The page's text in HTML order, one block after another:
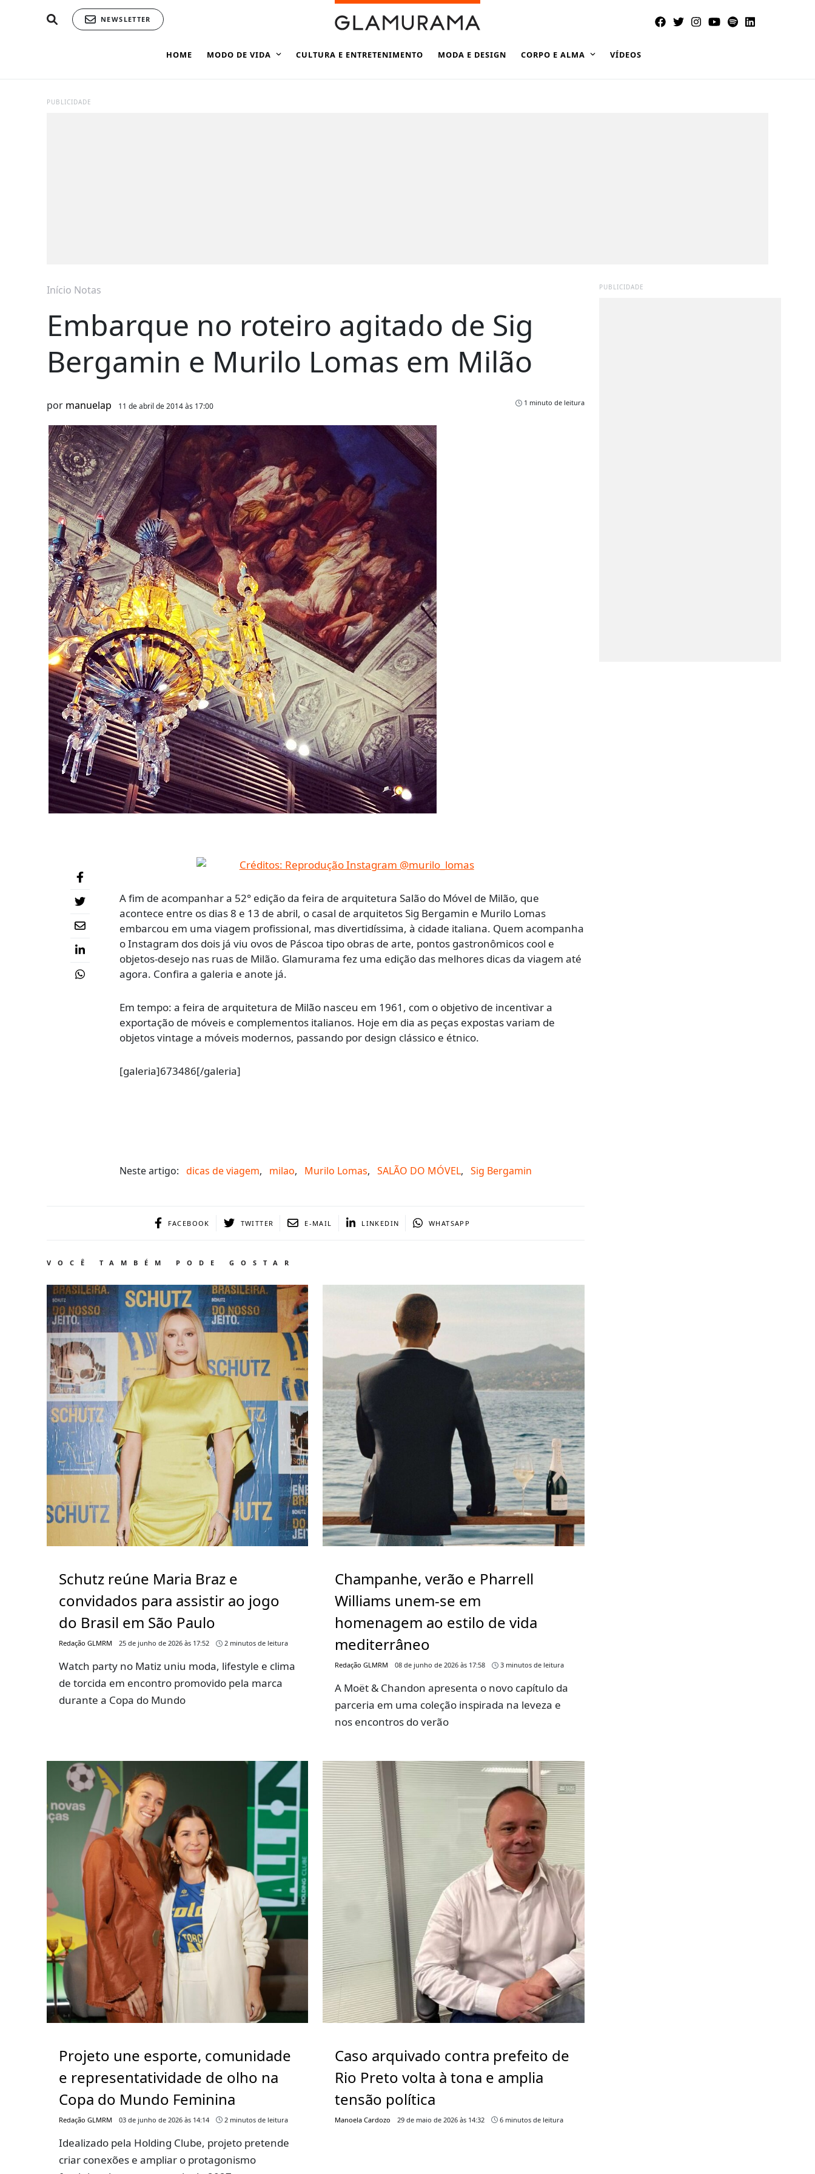
NEWSLETTER
HOME MODO DE VIDA CULTURA E ENTRETENIMENTO MODA E DESIGN CORPO E ALMA VÍDEOS
PUBLICIDADE
Início Notas
Embarque no roteiro agitado de Sig
Bergamin e Murilo Lomas em Milão
por manuelap 11 de abril de 2014 às 17:00 1 minuto de leitura
A fim de acompanhar a 52° edição da feira de arquitetura Salão do Móvel de Milão, que
acontece entre os dias 8 e 13 de abril, o casal de arquitetos Sig Bergamin e Murilo Lomas
embarcou em uma viagem profissional, mas divertidíssima, à cidade italiana. Quem acompanha
o Instagram dos dois já viu ovos de Páscoa tipo obras de arte, pontos gastronômicos cool e
objetos-desejo nas ruas de Milão. Glamurama fez uma edição das melhores dicas da viagem até
agora. Confira a galeria e anote já.
Em tempo: a feira de arquitetura de Milão nasceu em 1961, com o objetivo de incentivar a
exportação de móveis e complementos italianos. Hoje em dia as peças expostas variam de
objetos vintage a móveis modernos, passando por design clássico e étnico.
[galeria]673486[/galeria]
Neste artigo: dicas de viagem, milao, Murilo Lomas, SALÃO DO MÓVEL, Sig Bergamin
FACEBOOK TWITTER E-MAIL LINKEDIN WHATSAPP
VOCÊ TAMBÉM PODE GOSTAR
Schutz reúne Maria Braz e
convidados para assistir ao jogo
do Brasil em São Paulo
Redação GLMRM 25 de junho de 2026 às 17:52 2 minutos de leitura
Watch party no Matiz uniu moda, lifestyle e clima
de torcida em encontro promovido pela marca
durante a Copa do Mundo
Champanhe, verão e Pharrell
Williams unem-se em
homenagem ao estilo de vida
mediterrâneo
Redação GLMRM 08 de junho de 2026 às 17:58 3 minutos de leitura
A Moët & Chandon apresenta o novo capítulo da
parceria em uma coleção inspirada na leveza e
nos encontros do verão
Projeto une esporte, comunidade
e representatividade de olho na
Copa do Mundo Feminina
Redação GLMRM 03 de junho de 2026 às 14:14 2 minutos de leitura
Idealizado pela Holding Clube, projeto pretende
criar conexões e ampliar o protagonismo
Caso arquivado contra prefeito de
Rio Preto volta à tona e amplia
tensão política
Manoela Cardozo 29 de maio de 2026 às 14:32 6 minutos de leitura
PUBLICIDADE